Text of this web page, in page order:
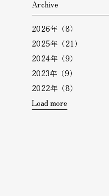
Archive
2026年（8）
2025年（21）
2024年（9）
2023年（9）
2022年（8）
Load more